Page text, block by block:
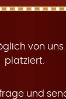
von uns
platziert.
und